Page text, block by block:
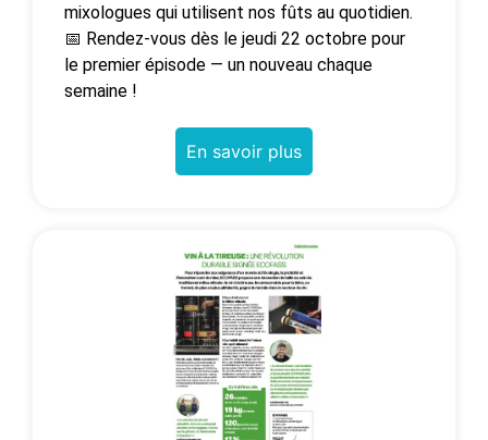
mixologues qui utilisent nos fûts au quotidien.
📅 Rendez-vous dès le jeudi 22 octobre pour
le premier épisode — un nouveau chaque
semaine !
En savoir plus